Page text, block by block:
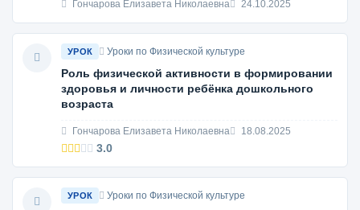
Гончарова Елизавета Николаевна 24.10.2025
УРОК Уроки по Физической культуре
Роль физической активности в формировании
здоровья и личности ребёнка дошкольного
возраста
Гончарова Елизавета Николаевна 18.08.2025
3.0
УРОК Уроки по Физической культуре